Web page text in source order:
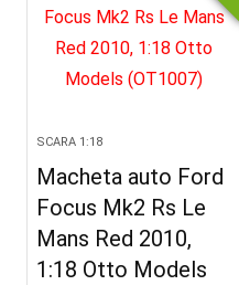
SCARA 1:18
Macheta auto Ford
Focus Mk2 Rs Le
Mans Red 2010,
1:18 Otto Models